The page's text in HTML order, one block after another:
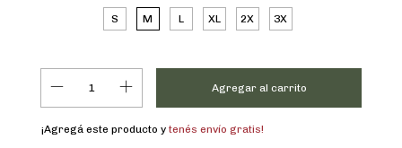
S M L XL 2X 3X
¡Agregá este producto y tenés envío gratis!